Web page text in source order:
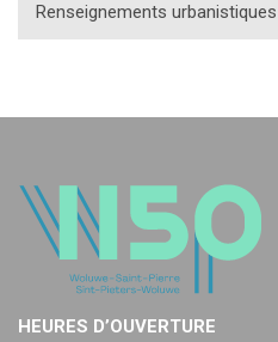
Renseignements urbanistiques
HEURES D’OUVERTURE